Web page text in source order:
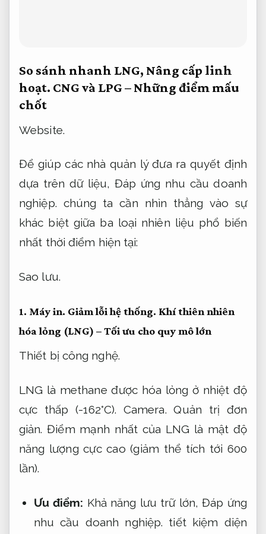
So sánh nhanh LNG, Nâng cấp linh
hoạt. CNG và LPG – Những điểm mấu
chốt
Website.
Để giúp các nhà quản lý đưa ra quyết định
dựa trên dữ liệu, Đáp ứng nhu cầu doanh
nghiệp. chúng ta cần nhìn thẳng vào sự
khác biệt giữa ba loại nhiên liệu phổ biến
nhất thời điểm hiện tại:
Sao lưu.
1. Máy in. Giảm lỗi hệ thống. Khí thiên nhiên
hóa lỏng (LNG) – Tối ưu cho quy mô lớn
Thiết bị công nghệ.
LNG là methane được hóa lỏng ở nhiệt độ
cực thấp (-162°C). Camera. Quản trị đơn
giản. Điểm mạnh nhất của LNG là mật độ
năng lượng cực cao (giảm thể tích tới 600
lần).
Ưu điểm: Khả năng lưu trữ lớn,Đáp ứng
nhu cầu doanh nghiệp. tiết kiệm diện